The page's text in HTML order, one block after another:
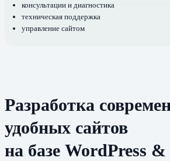
консультации и диагностика
техническая поддержка
управление сайтом
Разработка
удобных сайтов
на базе WordPress &